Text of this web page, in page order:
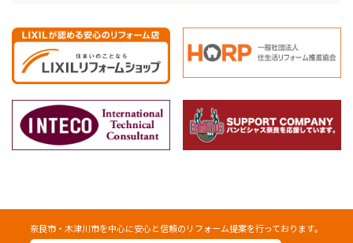
奈良市・木津川市を中心に安心と信頼のリフォーム提案を行っております。